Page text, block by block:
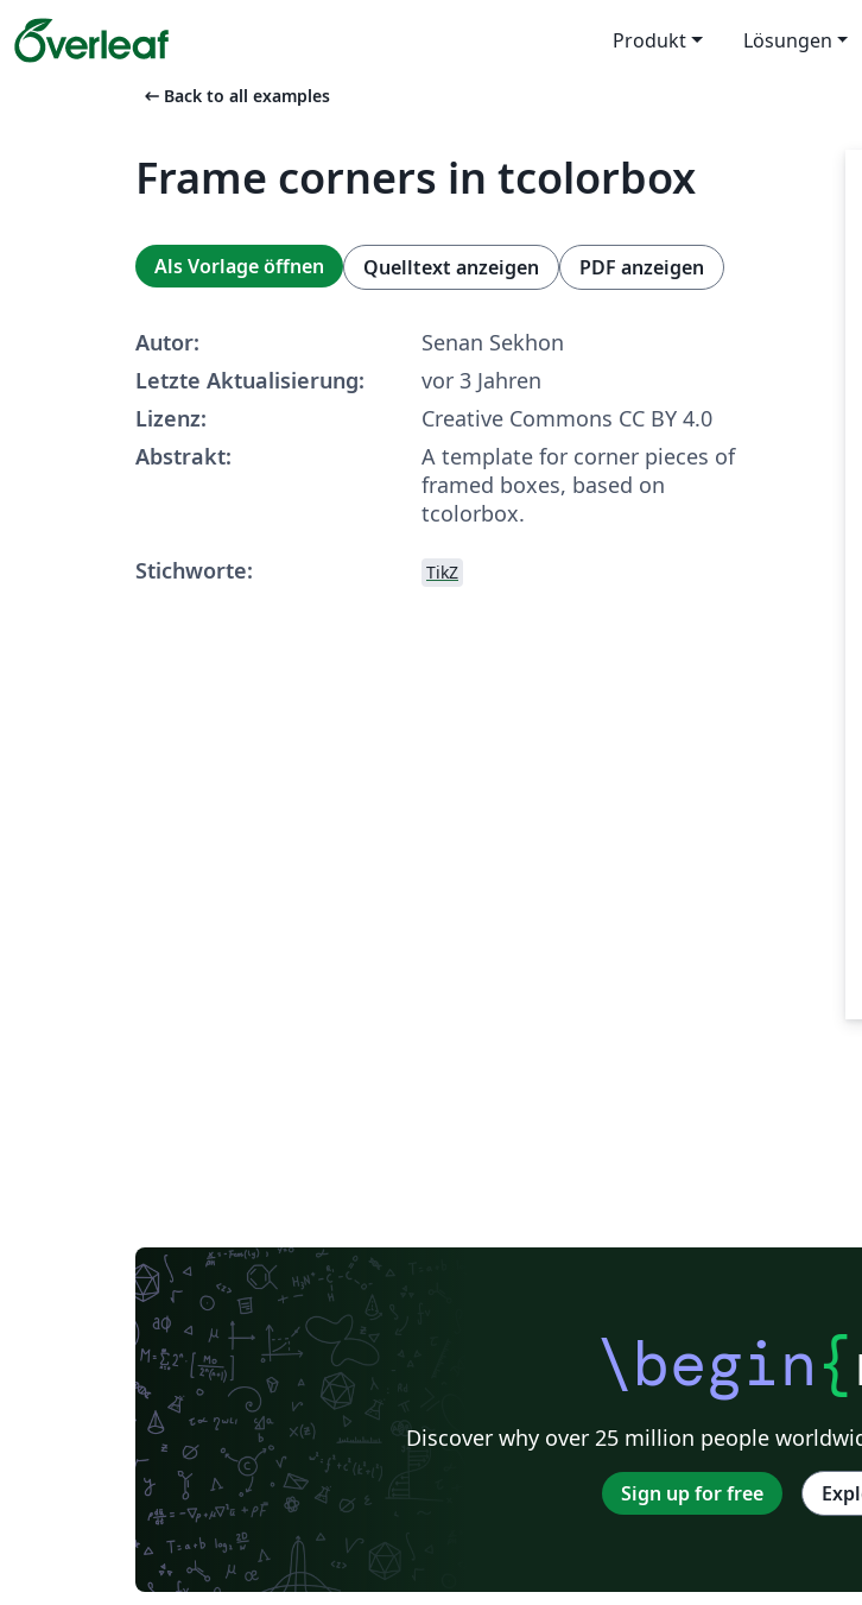
Produkt Lösungen
arrow_left_alt Back to all examples
Frame corners in tcolorbox
Als Vorlage öffnen Quelltext anzeigen PDF anzeigen
Autor:
Senan Sekhon
Letzte Aktualisierung:
vor 3 Jahren
Lizenz:
Creative Commons CC BY 4.0
Abstrakt:
A template for corner pieces of
framed boxes, based on
tcolorbox.
Stichworte:
TikZ
\begin{
Discover why over 25 million people
Sign up for free